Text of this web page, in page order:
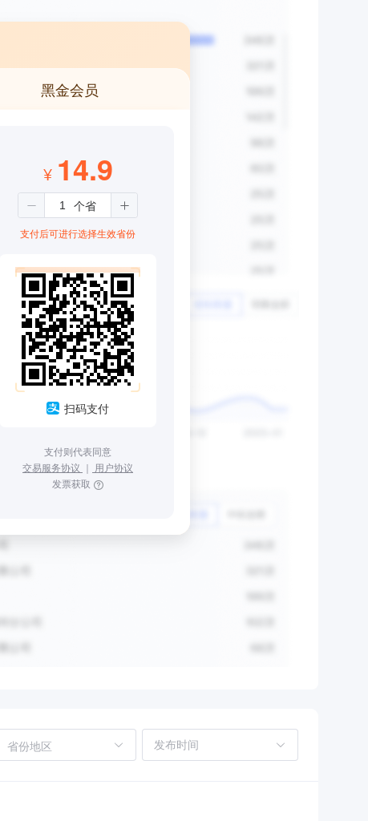
黑金会员
¥ 14.9
支付后可进行选择生效省份
扫码支付
支付则代表同意
交易服务协议 ｜ 用户协议
发票获取
省份地区